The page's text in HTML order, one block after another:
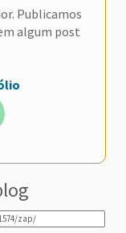
Publicamos
algum post